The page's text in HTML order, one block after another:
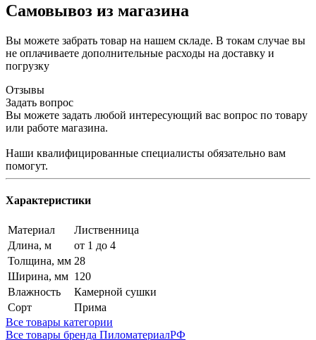
Самовывоз из магазина
Вы можете забрать товар на нашем складе. В токам случае вы
не оплачиваете дополнительные расходы на доставку и
погрузку
Отзывы
Задать вопрос
Вы можете задать любой интересующий вас вопрос по товару
или работе магазина.
Наши квалифицированные специалисты обязательно вам
помогут.
Характеристики
Материал
Лиственница
Длина, м
от 1 до 4
Толщина, мм 28
Ширина, мм 120
Влажность
Камерной сушки
Сорт
Прима
Все товары категории
Все товары бренда ПиломатериалРФ